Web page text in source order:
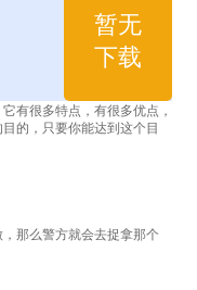
暂无
下载
有很多特点，有很多优点，
的，只要你能达到这个目
那么警方就会去捉拿那个